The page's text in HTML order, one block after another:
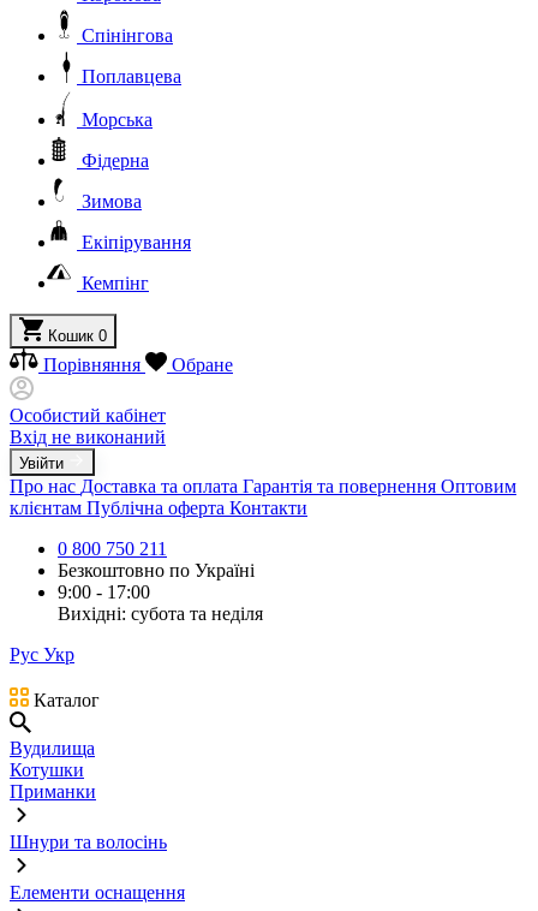
Спінінгова
Поплавцева
Морська
Фідерна
Зимова
Екіпірування
Кемпінг
Кошик 0
Порівняння Обране
Особистий кабінет
Вхід не виконаний
Увійти
Про нас Доставка та оплата Гарантія та повернення Оптовим
клієнтам Публічна оферта Контакти
0 800 750 211
Безкоштовно по Україні
9:00 - 17:00
Вихідні: субота та неділя
Рус Укр
Каталог
Вудилища
Котушки
Приманки
Шнури та волосінь
Елементи оснащення